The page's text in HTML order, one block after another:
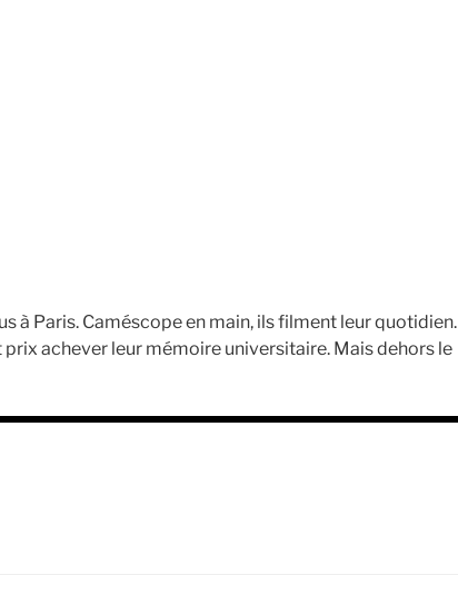
à Paris. Caméscope en main, ils filment leur quotidien.
achever leur mémoire universitaire. Mais dehors le